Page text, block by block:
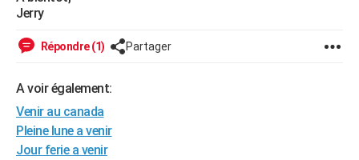
Art de vivre
Bien-être
Loisirs
ModeModes de vie
SANTE
Alimentation
Guide de la santé
Maladies
Médicaments
Sommeil
VOYAGE
GUIDES D'ACHAT
BONS PLANS
Jerry
Répondre (1) Partager
A voir également:
Venir au canada
Pleine lune a venir
Jour ferie a venir